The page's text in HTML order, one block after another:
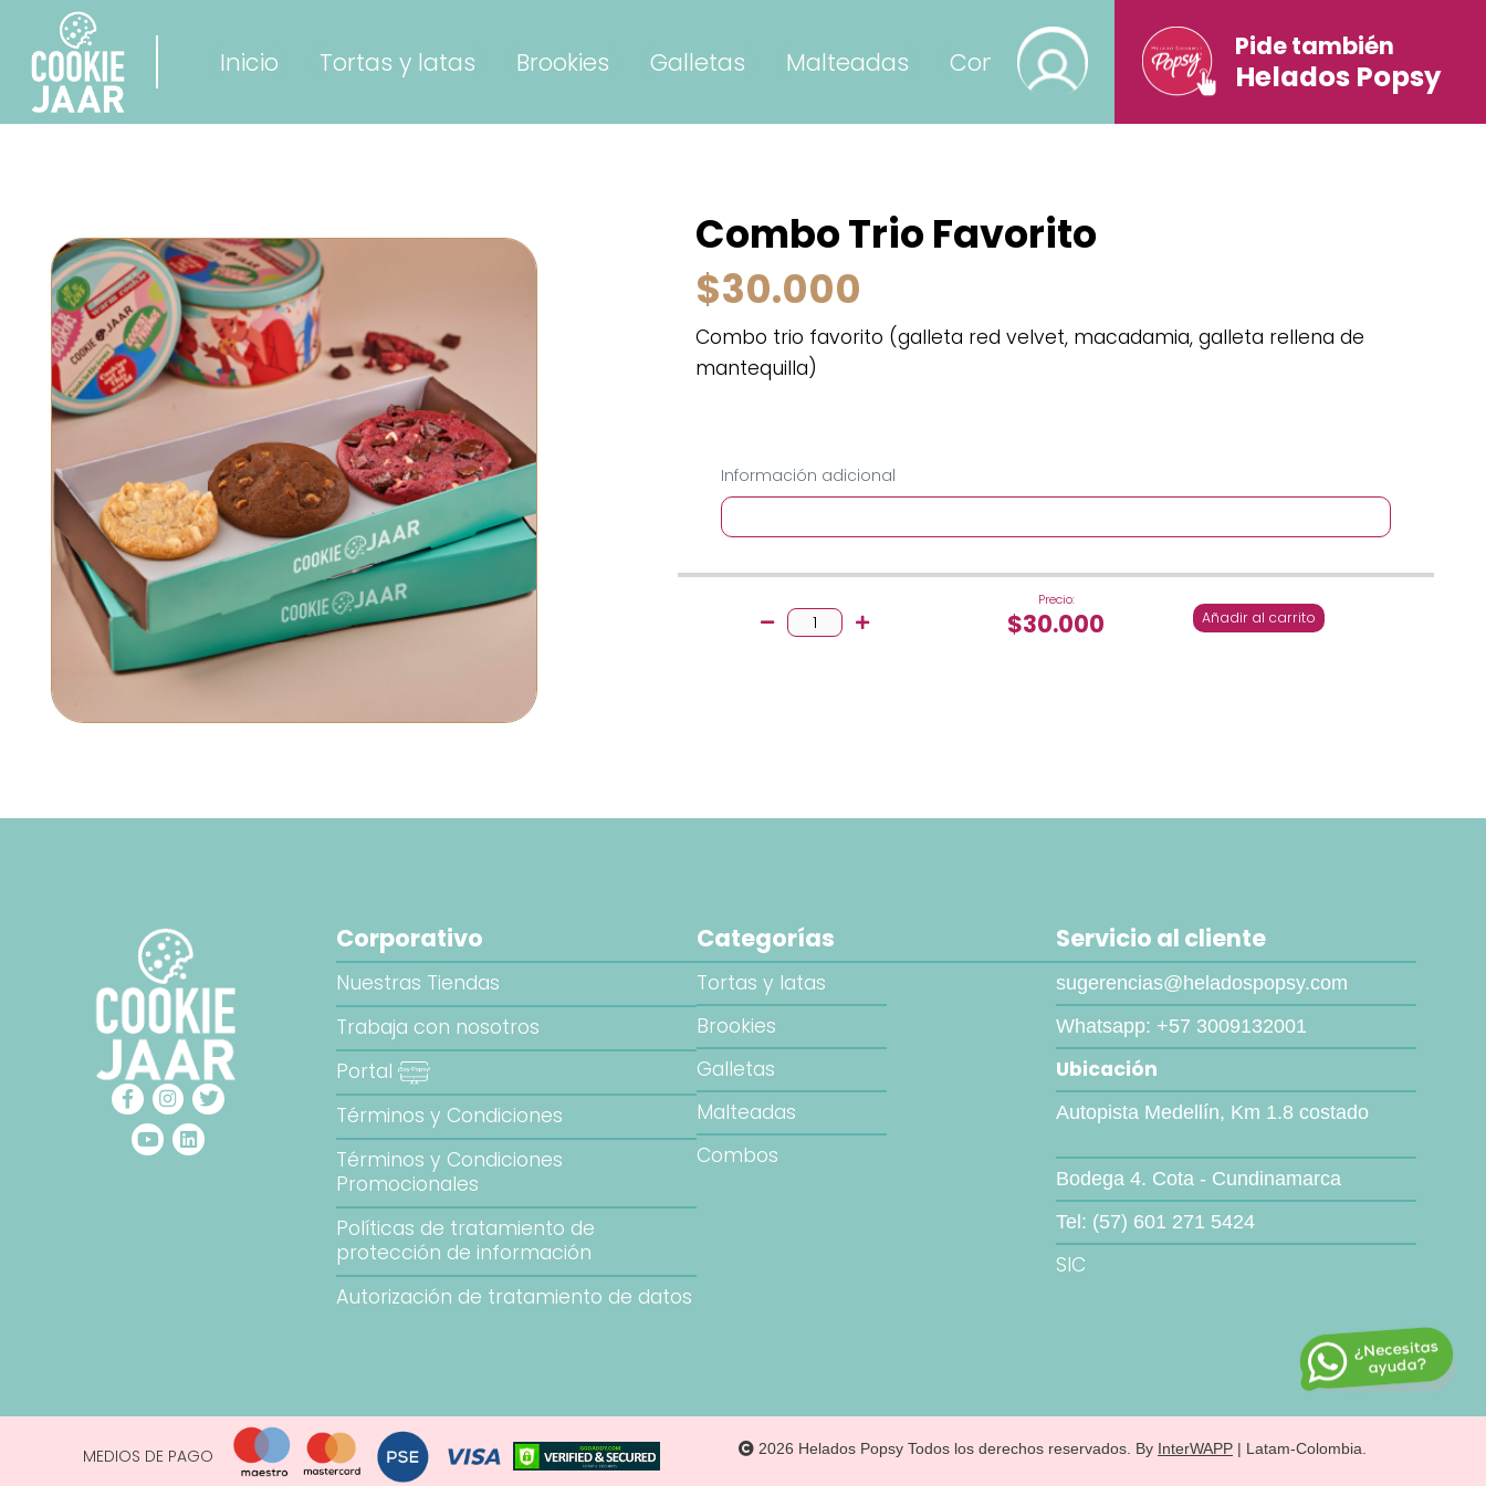
Inicio Tortas y latas Brookies Galletas Malteadas Combos Conócenos
Pide también
Helados Popsy
Combo Trio Favorito
$30.000
Combo trio favorito (galleta red velvet, macadamia, galleta rellena de
mantequilla)
Información adicional
Precio:
$30.000 Añadir al carrito
Corporativo
Nuestras Tiendas
Trabaja con nosotros
Portal
Términos y Condiciones
Términos y Condiciones
Promocionales
Políticas de tratamiento de
protección de información
Autorización de tratamiento de datos
Categorías
Tortas y latas
Brookies
Galletas
Malteadas
Combos
Servicio al cliente
sugerencias@heladospopsy.com
Whatsapp: +57 3009132001
Ubicación
Autopista Medellín, Km 1.8 costado
Bodega 4. Cota - Cundinamarca
Tel: (57) 601 271 5424
SIC
MEDIOS DE PAGO 2026 Helados Popsy Todos los derechos reservados. By InterWAPP | Latam-Colombia.